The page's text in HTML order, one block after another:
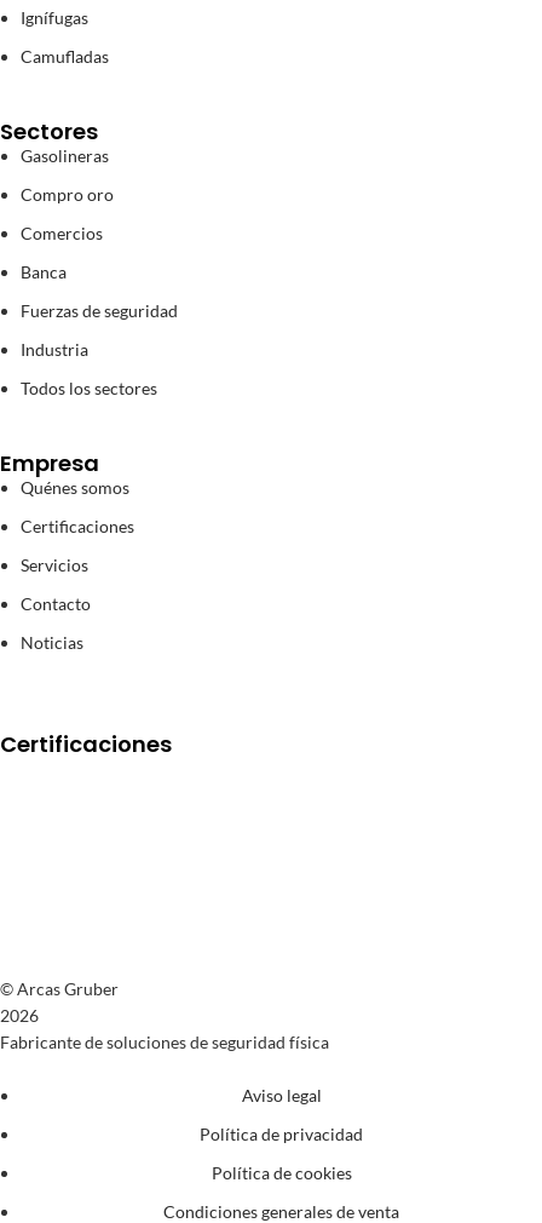
Ignífugas
Camufladas
Sectores
Gasolineras
Compro oro
Comercios
Banca
Fuerzas de seguridad
Industria
Todos los sectores
Empresa
Quénes somos
Certificaciones
Servicios
Contacto
Noticias
Certificaciones
© Arcas Gruber
2026
Fabricante de soluciones de seguridad física
Aviso legal
Política de privacidad
Política de cookies
Condiciones generales de venta